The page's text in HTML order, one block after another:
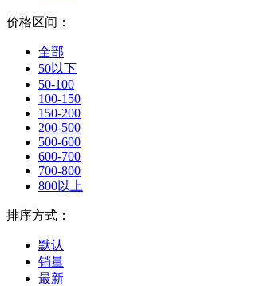
价格区间：
全部
50以下
50-100
100-150
150-200
200-500
500-600
600-700
700-800
800以上
排序方式：
默认
销量
最新